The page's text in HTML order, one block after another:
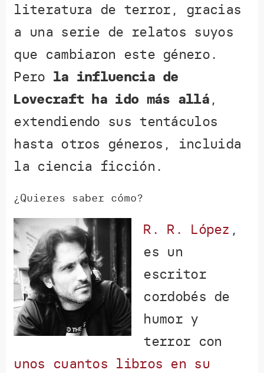
literatura de terror, gracias
a una serie de relatos suyos
que cambiaron este género.
Pero la influencia de
Lovecraft ha ido más allá,
extendiendo sus tentáculos
hasta otros géneros, incluida
la ciencia ficción.
¿Quieres saber cómo?
R. R. López ,
es un
escritor
cordobés de
humor y
terror con
unos cuantos libros en su